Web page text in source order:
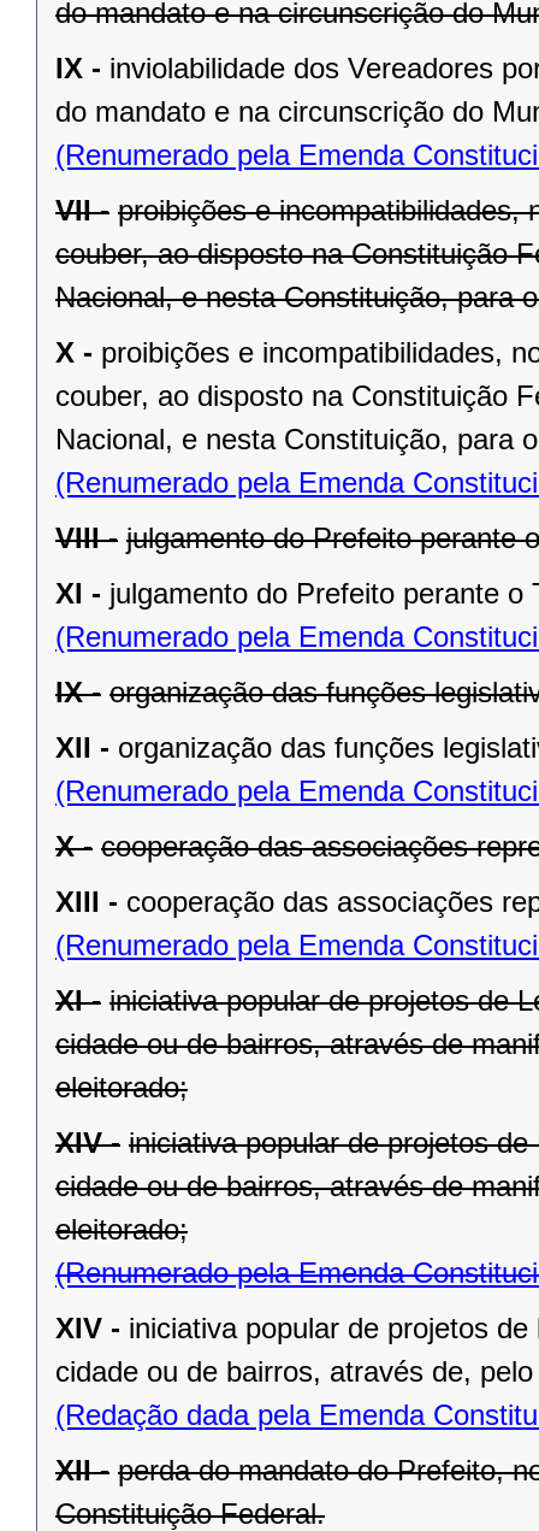
do mandato e na circunscrição do
IX - inviolabilidade dos Vereadores
do mandato e na circunscrição do
(Renumerado pela Emenda
VII - proibições e incompatibilidades,
couber, ao disposto na Constituição
Nacional, e nesta Constituição, para
X - proibições e incompatibilidades,
couber, ao disposto na Constituição
Nacional, e nesta Constituição, para
(Renumerado pela Emenda
VIII - julgamento do Prefeito perante
XI - julgamento do Prefeito perante o
(Renumerado pela Emenda
IX - organização das funções
XII - organização das funções
(Renumerado pela Emenda
X - cooperação das associações
XIII - cooperação das associações
(Renumerado pela Emenda
XI - iniciativa popular de projetos de
cidade ou de bairros, através de
eleitorado;
XIV - iniciativa popular de projetos
cidade ou de bairros, através de
eleitorado;
(Renumerado pela Emenda
XIV - iniciativa popular de projetos
cidade ou de bairros, através de,
(Redação dada pela Emenda
XII - perda do mandato do Prefeito,
Constituição Federal.